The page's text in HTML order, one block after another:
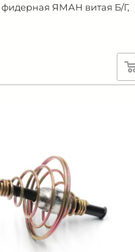
ЯМАН витая Б/Г,